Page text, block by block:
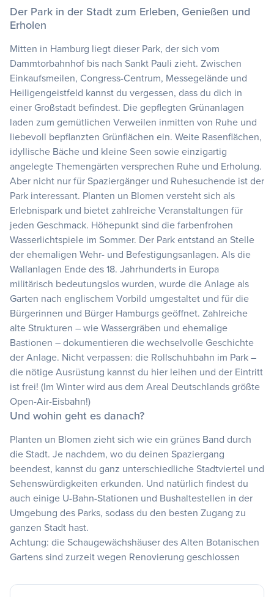
Der Park in der Stadt zum Erleben, Genießen und
Erholen
Mitten in Hamburg liegt dieser Park, der sich vom
Dammtorbahnhof bis nach Sankt Pauli zieht. Zwischen
Einkaufsmeilen, Congress-Centrum, Messegelände und
Heiligengeistfeld kannst du vergessen, dass du dich in
einer Großstadt befindest. Die gepflegten Grünanlagen
laden zum gemütlichen Verweilen inmitten von Ruhe und
liebevoll bepflanzten Grünflächen ein. Weite Rasenflächen,
idyllische Bäche und kleine Seen sowie einzigartig
angelegte Themengärten versprechen Ruhe und Erholung.
Aber nicht nur für Spaziergänger und Ruhesuchende ist der
Park interessant. Planten un Blomen versteht sich als
Erlebnispark und bietet zahlreiche Veranstaltungen für
jeden Geschmack. Höhepunkt sind die farbenfrohen
Wasserlichtspiele im Sommer. Der Park entstand an Stelle
der ehemaligen Wehr- und Befestigungsanlagen. Als die
Wallanlagen Ende des 18. Jahrhunderts in Europa
militärisch bedeutungslos wurden, wurde die Anlage als
Garten nach englischem Vorbild umgestaltet und für die
Bürgerinnen und Bürger Hamburgs geöffnet. Zahlreiche
alte Strukturen – wie Wassergräben und ehemalige
Bastionen – dokumentieren die wechselvolle Geschichte
der Anlage. Nicht verpassen: die Rollschuhbahn im Park –
die nötige Ausrüstung kannst du hier leihen und der Eintritt
ist frei! (Im Winter wird aus dem Areal Deutschlands größte
Open-Air-Eisbahn!)
Und wohin geht es danach?
Planten un Blomen zieht sich wie ein grünes Band durch
die Stadt. Je nachdem, wo du deinen Spaziergang
beendest, kannst du ganz unterschiedliche Stadtviertel und
Sehenswürdigkeiten erkunden. Und natürlich findest du
auch einige U-Bahn-Stationen und Bushaltestellen in der
Umgebung des Parks, sodass du den besten Zugang zu
ganzen Stadt hast.
Achtung: die Schaugewächshäuser des Alten Botanischen
Gartens sind zurzeit wegen Renovierung geschlossen